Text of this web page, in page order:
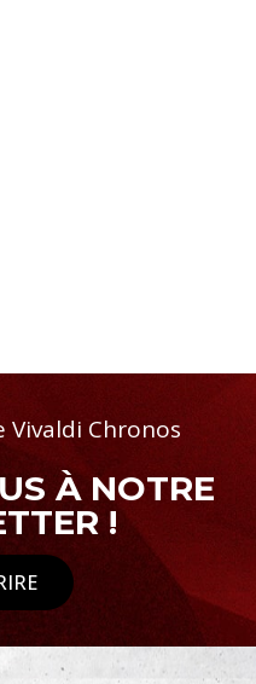
Vivaldi Chronos
À NOTRE
!